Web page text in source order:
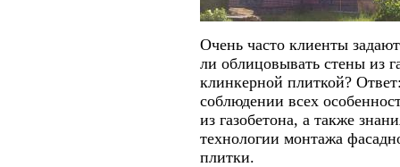
Очень часто клиенты
ли облицовывать стены из
клинкерной плиткой?
соблюдении всех
из газобетона, а также
технологии монтажа
плитки.